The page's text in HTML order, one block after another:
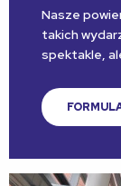
Nasze
takich
spektakle,